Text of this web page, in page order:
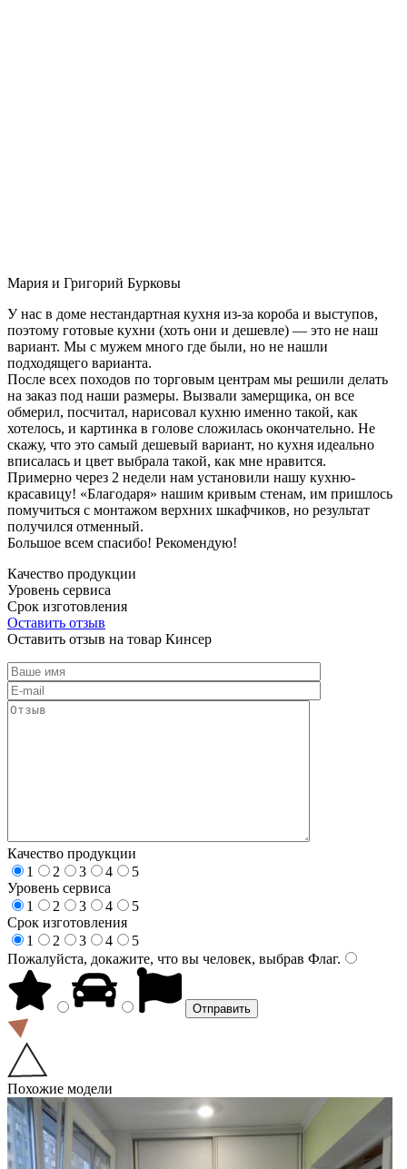
Мария и Григорий Бурковы
У нас в доме нестандартная кухня из-за короба и выступов,
поэтому готовые кухни (хоть они и дешевле) — это не наш
вариант. Мы с мужем много где были, но не нашли
подходящего варианта.
После всех походов по торговым центрам мы решили делать
на заказ под наши размеры. Вызвали замерщика, он все
обмерил, посчитал, нарисовал кухню именно такой, как
хотелось, и картинка в голове сложилась окончательно. Не
скажу, что это самый дешевый вариант, но кухня идеально
вписалась и цвет выбрала такой, как мне нравится.
Примерно через 2 недели нам установили нашу кухню-
красавицу! «Благодаря» нашим кривым стенам, им пришлось
помучиться с монтажом верхних шкафчиков, но результат
получился отменный.
Большое всем спасибо! Рекомендую!
Качество продукции
Уровень сервиса
Срок изготовления
Оставить отзыв
Оставить отзыв на товар Кинсер
Качество продукции
1
2 3 4
5
Уровень сервиса
1
2 3 4
5
Срок изготовления
1
2 3 4
5
Пожалуйста, докажите, что вы человек, выбрав Флаг.
Похожие модели